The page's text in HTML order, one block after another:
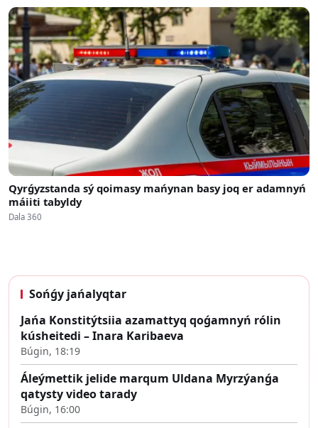
Qyrǵyzstanda sý qoimasy mańynan basy joq er adamnyń
máiiti tabyldy
Dala 360
Sońǵy jańalyqtar
Jańa Konstitýtsiia azamattyq qoǵamnyń rólin
kúsheitedi – Inara Karibaeva
Búgin, 18:19
Áleýmettik jelide marqum Uldana Myrzýanǵa
qatysty video tarady
Búgin, 16:00